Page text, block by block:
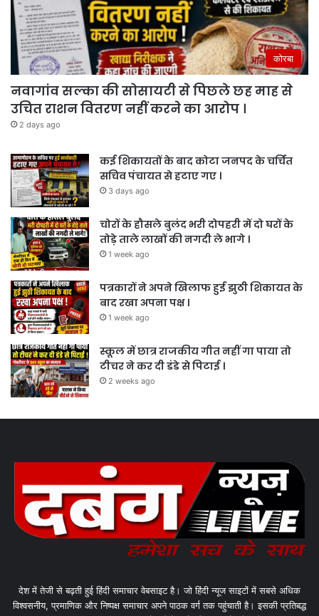
कोरबा
नवागांव सल्का की सोसायटी से पिछले छह माह से
उचित राशन वितरण नहीं करने का आरोप ।
2 days ago
कई शिकायतों के बाद कोटा जनपद के चर्चित
सचिव पंचायत से हटाए गए ।
3 days ago
चोरों के हौसले बुलंद भरी दोपहरी में दो घरों के
तोड़े ताले लाखों की नगदी ले भागे ।
1 week ago
पत्रकारों ने अपने खिलाफ हुई झुठी शिकायत के
बाद रखा अपना पक्ष ।
1 week ago
स्कूल में छात्र राजकीय गीत नहीं गा पाया तो
टीचर ने कर दी डंडे से पिटाई ।
2 weeks ago
देश में तेजी से बढ़ती हुई हिंदी समाचार वेबसाइट है। जो हिंदी न्यूज साइटों में सबसे अधिक
विश्वसनीय, प्रमाणिक और निष्पक्ष समाचार अपने पाठक वर्ग तक पहुंचाती है। इसकी प्रतिबद्ध